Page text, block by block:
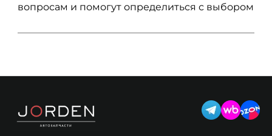
вопросам и помогут определиться с выбором